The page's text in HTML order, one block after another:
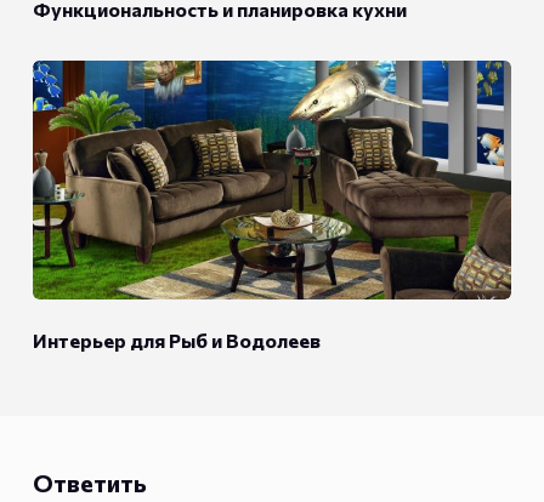
Функциональность и планировка кухни
Интерьер для Рыб и Водолеев
Ответить